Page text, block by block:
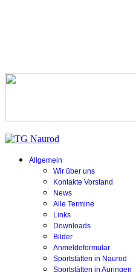
Allgemein
Wir über uns
Kontakte Vorstand
News
Alle Termine
Links
Downloads
Bilder
Anmeldeformular
Sportstätten in Naurod
Sportstätten in Auringen